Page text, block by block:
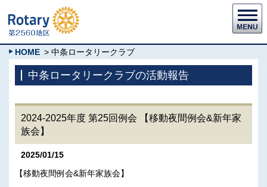
HOME > 中条ロータリークラブ
中条ロータリークラブの活動報告
2024-2025年度 第25回例会 【移動夜間例会&新年家
族会】
2025/01/15
【移動夜間例会&新年家族会】